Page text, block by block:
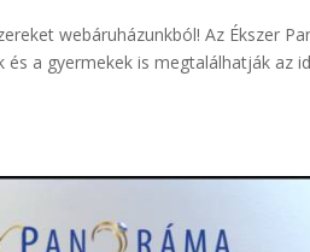
webáruházunkból! Az Ékszer
a gyermekek is megtalálhatják az